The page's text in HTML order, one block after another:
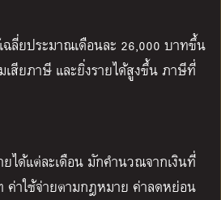
ลี่ยประมาณเดือนละ 26,000 บาทขึ้น
เสียภาษี และยิ่งรายได้สูงขึ้น ภาษีที่
ได้แต่ละเดือน มักคำนวณจากเงินที่
าใช้จ่ายตามกฎหมาย ค่าลดหย่อน